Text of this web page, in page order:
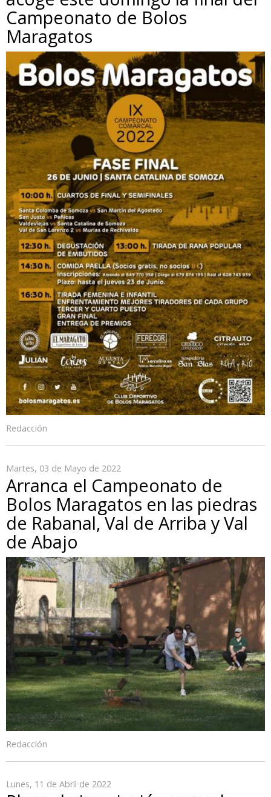
Campeonato de Bolos
Maragatos
Redacción
Martes, 03 de Mayo de 2022
Arranca el Campeonato de
Bolos Maragatos en las piedras
de Rabanal, Val de Arriba y Val
de Abajo
Redacción
Lunes, 11 de Abril de 2022